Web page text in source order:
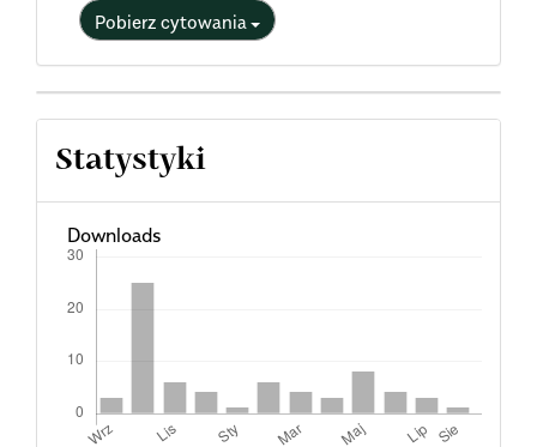
Pobierz cytowania
Statystyki
Downloads